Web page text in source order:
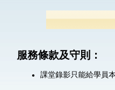
服務條款及守則：
課堂錄影只能給學員